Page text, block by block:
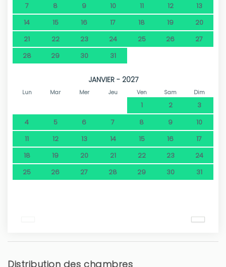
7
8 9 10 11 12
13
14
15 16 17 18 19
20
21
22 23 24 25 26
27
28
29 30 31
JANVIER - 2027
Lun Mar Mer Jeu Ven Sam Dim
1 2
3
4
5 6 7 8 9
10
11
12 13 14 15 16
17
18
19 20 21 22 23
24
25
26 27 28 29 30 31
Distribution des chambres